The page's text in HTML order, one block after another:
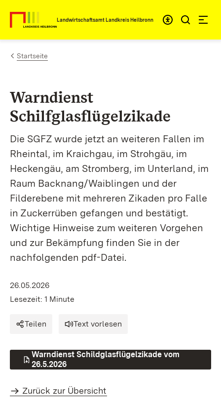
Zum Inhalt springen
Landwirtschaftsamt Landkreis Heilbronn
Startseite
Warndienst
Schilfglasflügelzikade
Die SGFZ wurde jetzt an weiteren Fallen im
Rheintal, im Kraichgau, im Strohgäu, im
Heckengäu, am Stromberg, im Unterland, im
Raum Backnang/Waiblingen und der
Filderebene mit mehreren Zikaden pro Falle
in Zuckerrüben gefangen und bestätigt.
Wichtige Hinweise zum weiteren Vorgehen
und zur Bekämpfung finden Sie in der
nachfolgenden pdf-Datei.
26.05.2026
Lesezeit: 1 Minute
Teilen Text vorlesen
Warndienst Schildglasflügelzikade vom
26.5.2026
Zurück zur Übersicht